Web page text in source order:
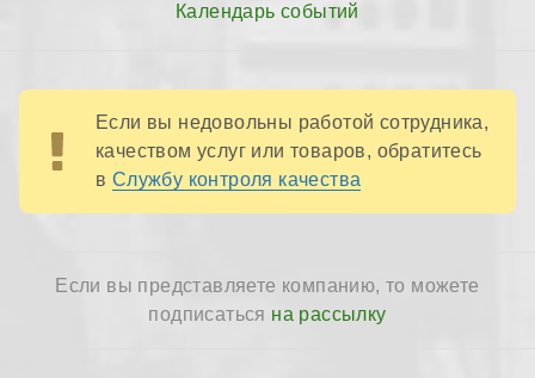
Календарь событий
Если вы недовольны работой сотрудника,
качеством услуг или товаров, обратитесь
в Службу контроля качества
Если вы представляете компанию, то можете
подписаться на рассылку